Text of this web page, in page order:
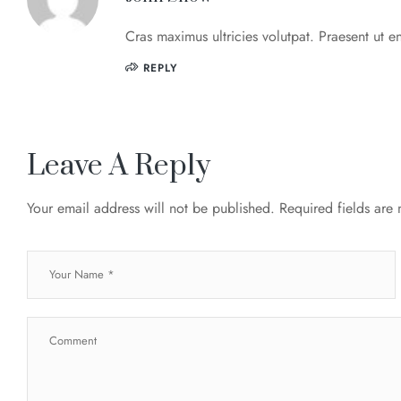
Cras maximus ultricies volutpat. Praesent ut
REPLY
Leave A Reply
Your email address will not be published. Required fields are